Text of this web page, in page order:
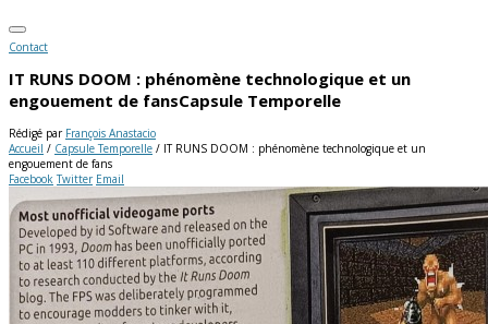
Contact
IT RUNS DOOM : phénomène technologique et un
engouement de fansCapsule Temporelle
Rédigé par François Anastacio
Accueil / Capsule Temporelle / IT RUNS DOOM : phénomène technologique et un
engouement de fans
Facebook Twitter Email